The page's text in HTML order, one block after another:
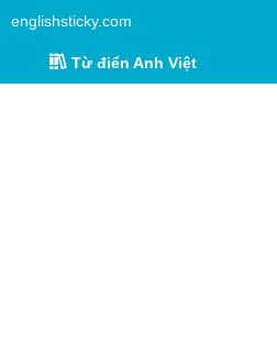
englishsticky.com
Từ điển Anh Việt